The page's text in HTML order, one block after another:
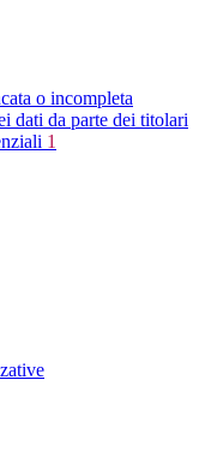
o incompleta
dati da parte dei titolari
1